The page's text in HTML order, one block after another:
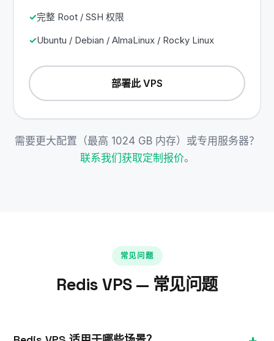
完整 Root / SSH 权限
Ubuntu / Debian / AlmaLinux / Rocky Linux
部署此 VPS
需要更大配置（最高 1024 GB 内存）或专用服务器？
联系我们获取定制报价。
常见问题
Redis VPS — 常见问题